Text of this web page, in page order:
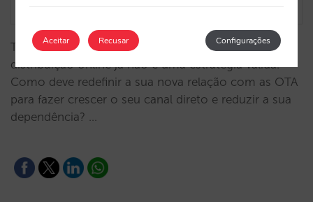
Ter paridade de preços e inventário na sua
distribuição online já não é uma estratégia válida.
Como deve redefinir a sua nova relação com as OTA
para fazer crescer o seu canal direto e reduzir a sua
dependência? …
Aceitar Configurações
Recusar